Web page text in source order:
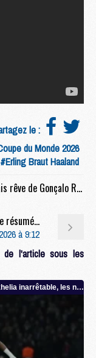
le :
du Monde 2026
#Erling Braut Haaland
Mercato : Un entraîneur portugais rêve de Gonçalo Ramos
Coupe du monde 2026 : Argentine/Algérie, le résumé et les trois buts de Messi en video
à 9:12
de l'article sous les